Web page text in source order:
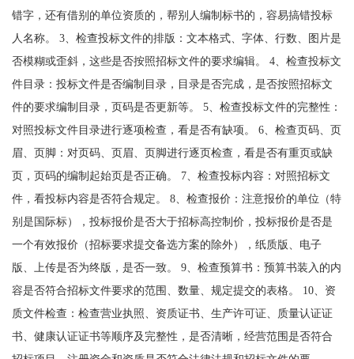
错字，还有借别的单位资质的，帮别人编制标书的，容易搞错投标
人名称。 3、检查投标文件的排版：文本格式、字体、行数、图片是
否模糊或歪斜，这些是否按照招标文件的要求编辑。 4、检查投标文
件目录：投标文件是否编制目录，目录是否完成，是否按照招标文
件的要求编制目录，页码是否更新等。 5、检查投标文件的完整性：
对照投标文件目录进行逐项检查，看是否有缺项。 6、检查页码、页
眉、页脚：对页码、页眉、页脚进行逐页检查，看是否有重页或缺
页，页码的编制起始页是否正确。 7、检查投标内容：对照招标文
件，看投标内容是否符合规定。 8、检查报价：注意报价的单位（特
别是国际标），投标报价是否大于招标高控制价，投标报价是否是
一个有效报价（招标要求提交备选方案的除外），纸质版、电子
版、上传是否为终版，是否一致。 9、检查预算书：预算书装入的内
容是否符合招标文件要求的范围、数量、规定提交的表格。 10、资
质文件检查：检查营业执照、资质证书、生产许可证、质量认证证
书、健康认证证书等顺序及完整性，是否清晰，经营范围是否符合